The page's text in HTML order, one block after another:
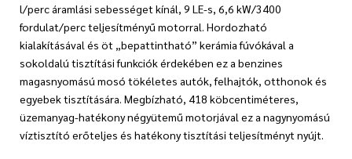
l/perc áramlási sebességet kínál, 9 LE-s, 6,6 kW/3400
fordulat/perc teljesítményű motorral. Hordozható
kialakításával és öt „bepattintható” kerámia fúvókával a
sokoldalú tisztítási funkciók érdekében ez a benzines
magasnyomású mosó tökéletes autók, felhajtók, otthonok és
egyebek tisztítására. Megbízható, 418 köbcentiméteres,
üzemanyag-hatékony négyütemű motorjával ez a nagynyomású
víztisztító erőteljes és hatékony tisztítási teljesítményt nyújt.